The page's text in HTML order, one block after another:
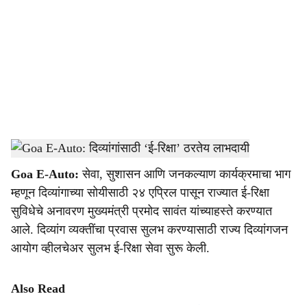
a
r
e
Goa E-Auto-Dainik Gomantak
Goa E-Auto: सेवा, सुशासन आणि जनकल्याण कार्यक्रमाचा भाग
म्हणून दिव्यांगाच्या सोयीसाठी २४ एप्रिल पासून राज्यात ई-रिक्षा
सुविधेचे अनावरण मुख्यमंत्री प्रमोद सावंत यांच्याहस्ते करण्यात
आले. दिव्यांग व्यक्तींचा प्रवास सुलभ करण्यासाठी राज्य दिव्यांगजन
आयोग व्हीलचेअर सुलभ ई-रिक्षा सेवा सुरू केली.
Also Read